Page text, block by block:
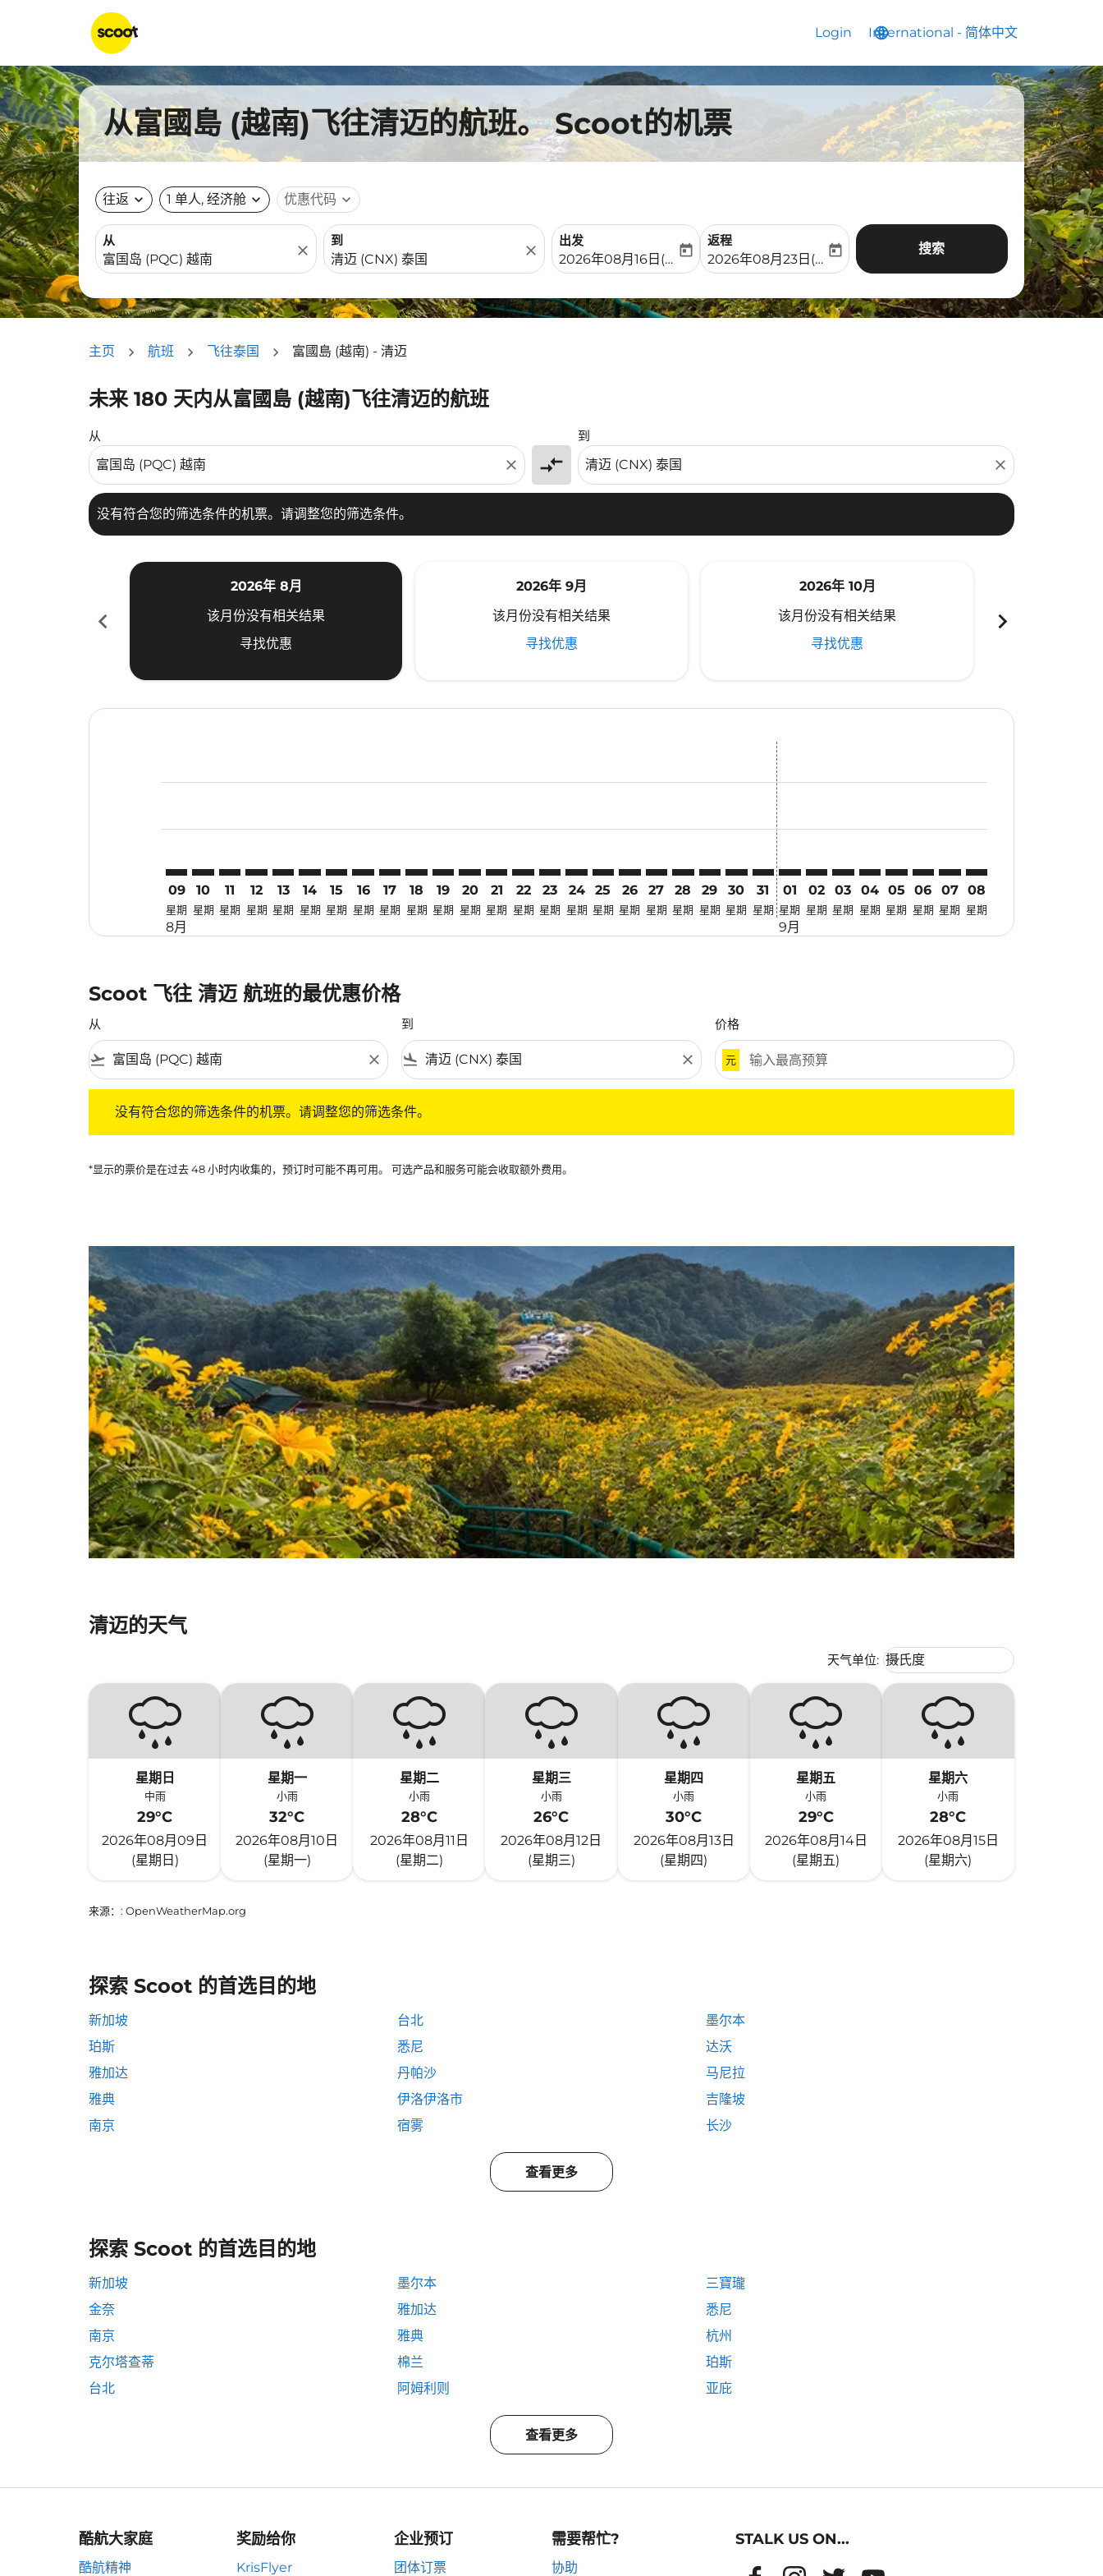
Login language
International - 简体中文
keyboard_arrow_down
从富國島 (越南)飞往清迈的航班。 Scoot的机票
往返 expand_more 1 单人, 经济舱 expand_more 优惠代码 expand_more
从
close
到
close
出发
fc-booking-departure-date-aria-label
2026年08月16日(周日)
today
返程
fc-booking-return-date-aria-label
2026年08月23日(周日)
today 搜索
主页 航班 飞往泰国 富國島 (越南) - 清迈
未来 180 天内从富國島 (越南)飞往清迈的航班
从
close compare_arrows
到
close
没有符合您的筛选条件的机票。请调整您的筛选条件。
没有符合您的筛选条件的机票。请调整您的筛选条件。
chevron_left
2026年 8月
该月份没有相关结果
寻找优惠
2026年 9月
该月份没有相关结果
寻找优惠
2026年 10月
该月份没有相关结果
寻找优惠
chevron_right
09
星期
8月
10
星期
11
星期
12
星期
13
星期
14
星期
15
星期
16
星期
17
星期
18
星期
19
星期
20
星期
21
星期
PQC–CNX: cmp-view-offers-disclaimer. 寻找优惠
22
星期
PQC–CNX: cmp-view-offers-disclaimer. 寻找优惠
23
星期
PQC–CNX: cmp-view-offers-disclaimer. 寻找优惠
24
星期
PQC–CNX: cmp-view-offers-disclaimer. 寻找优惠
25
星期
PQC–CNX: cmp-view-offers-disclaimer. 寻找优惠
26
星期
PQC–CNX: cmp-view-offers-disclaimer. 寻找优惠
27
星期
PQC–CNX: cmp-view-offers-disclaimer. 寻找优惠
28
星期
PQC–CNX: cmp-view-offers-disclaimer. 寻找优惠
29
星期
PQC–CNX: cmp-view-offers-disclaimer. 寻找优惠
30
星期
PQC–CNX: cmp-view-offers-disclaimer. 寻找优惠
31
星期
01
星期
9月
02
星期
03
星期
04
星期
05
星期
06
星期
07
星期
08
星期
Scoot 飞往 清迈 航班的最优惠价格
从
flight_takeoff close
到
flight_land close
价格
元
没有符合您的筛选条件的机票。请调整您的筛选条件。
*显示的票价是在过去 48 小时内收集的，预订时可能不再可用。 可选产品和服务可能会收取额外费用。
清迈的天气
天气单位: Weather unit option 摄氏度
摄氏度
keyboard_arrow_down
星期日
中雨
29°C
2026年08月09日
(星期日)
星期一
小雨
32°C
2026年08月10日
(星期一)
星期二
小雨
28°C
2026年08月11日
(星期二)
星期三
小雨
26°C
2026年08月12日
(星期三)
星期四
小雨
30°C
2026年08月13日
(星期四)
星期五
小雨
29°C
2026年08月14日
(星期五)
星期六
小雨
28°C
2026年08月15日
(星期六)
来源： : OpenWeatherMap.org
探索 Scoot 的首选目的地
新加坡 台北
墨尔本
珀斯
悉尼
达沃
雅加达
丹帕沙
马尼拉
雅典
伊洛伊洛市
吉隆坡
南京
宿雾 长沙
查看更多
探索 Scoot 的首选目的地
新加坡 墨尔本
三寶瓏
金奈
雅加达
悉尼
南京
雅典
杭州
克尔塔查蒂
棉兰
珀斯
台北
阿姆利则 亚庇
查看更多
酷航大家庭
酷航精神
奖励给你
KrisFlyer
企业预订
团体订票
需要帮忙?
协助
STALK US ON...